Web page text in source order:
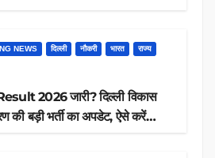
NEWS दिल्ली नौकरी भारत राज्य
2026 जारी? दिल्ली विकास
की बड़ी भर्ती का अपडेट, ऐसे करें